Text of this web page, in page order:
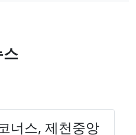
스
너스, 제천중앙